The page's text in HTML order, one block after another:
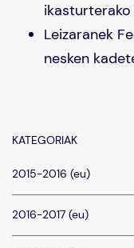
ikasturterako
Leizaranek
nesken
KATEGORIAK
2015-2016 (eu)
2016-2017 (eu)